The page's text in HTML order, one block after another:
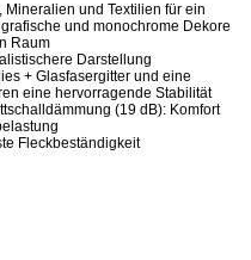
und Textilien für ein
und monochrome Dekore
Raum
Darstellung
+ Glasfasergitter und eine
eine hervorragende Stabilität
(19 dB): Komfort
Fleckbeständigkeit